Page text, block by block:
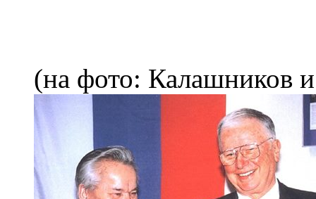
(на фото: Калашников